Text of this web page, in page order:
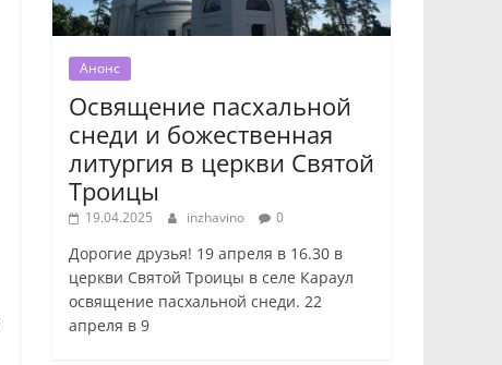
Анонс
Освящение пасхальной
снеди и божественная
литургия в церкви Святой
Троицы
19.04.2025 inzhavino 0
Дорогие друзья! 19 апреля в 16.30 в
церкви Святой Троицы в селе Караул
освящение пасхальной снеди. 22
апреля в 9